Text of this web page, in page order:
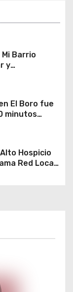
Barrio
y
en
Alto
El Boro fue
minutos
coordinado
Hospicio
Red Local